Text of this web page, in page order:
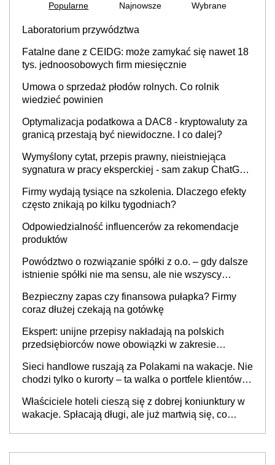
Popularne Najnowsze Wybrane
Laboratorium przywództwa
Fatalne dane z CEIDG: może zamykać się nawet 18
tys. jednoosobowych firm miesięcznie
Umowa o sprzedaż płodów rolnych. Co rolnik
wiedzieć powinien
Optymalizacja podatkowa a DAC8 - kryptowaluty za
granicą przestają być niewidoczne. I co dalej?
Wymyślony cytat, przepis prawny, nieistniejąca
sygnatura w pracy eksperckiej - sam zakup ChatGPT
Firmy wydają tysiące na szkolenia. Dlaczego efekty
często znikają po kilku tygodniach?
Odpowiedzialność influencerów za rekomendacje
produktów
Powództwo o rozwiązanie spółki z o.o. – gdy dalsze
istnienie spółki nie ma sensu, ale nie wszyscy
Bezpieczny zapas czy finansowa pułapka? Firmy
coraz dłużej czekają na gotówkę
Ekspert: unijne przepisy nakładają na polskich
przedsiębiorców nowe obowiązki w zakresie
Sieci handlowe ruszają za Polakami na wakacje. Nie
chodzi tylko o kurorty – ta walka o portfele klientów
cichu
Właściciele hoteli cieszą się z dobrej koniunktury w
wakacje. Spłacają długi, ale już martwią się, co